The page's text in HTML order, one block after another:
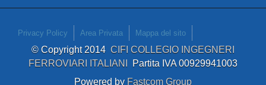
Privacy Policy Area Privata Mappa del sito
© Copyright 2014 CIFI COLLEGIO INGEGNERI
FERROVIARI ITALIANI Partita IVA 00929941003
Powered by Fastcom Group